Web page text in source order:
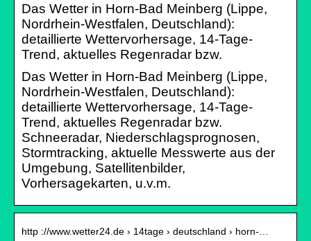
Das Wetter in Horn-Bad Meinberg (Lippe,
Nordrhein-Westfalen, Deutschland):
detaillierte Wettervorhersage, 14-Tage-
Trend, aktuelles Regenradar bzw.
Das Wetter in Horn-Bad Meinberg (Lippe,
Nordrhein-Westfalen, Deutschland):
detaillierte Wettervorhersage, 14-Tage-
Trend, aktuelles Regenradar bzw.
Schneeradar, Niederschlagsprognosen,
Stormtracking, aktuelle Messwerte aus der
Umgebung, Satellitenbilder,
Vorhersagekarten, u.v.m.
http ://www.wetter24.de › 14tage › deutschland › horn-…